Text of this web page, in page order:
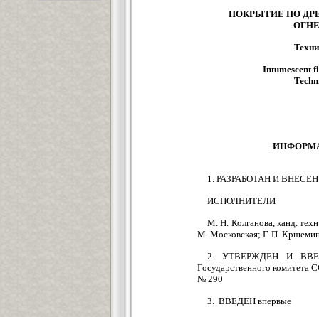
ПОКРЫТИЕ ПО
Intumescent
1. РАЗРАБОТАН И ВНЕСЕН
ИСПОЛНИТЕЛИ
М. Н. Колганова, канд.
М. Московская; Г. П.
2. УТВЕРЖДЕН И
Государственного комитета
№ 290
3. ВВЕДЕН впервые